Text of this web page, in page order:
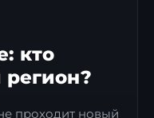
кто
проходит новый